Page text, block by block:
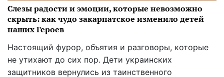
Слезы радости и эмоции, которые невозможно
скрыть: как чудо закарпатское изменило детей
наших Героев
Настоящий фурор, объятия и разговоры, которые
не утихают до сих пор. Дети украинских
защитников вернулись из таинственного